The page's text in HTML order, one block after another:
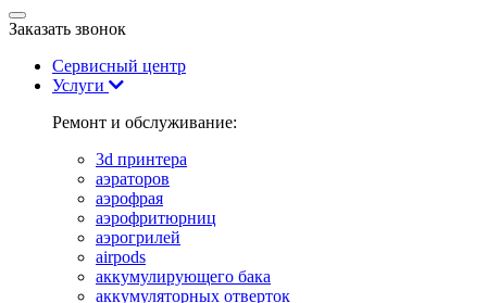
Заказать звонок
Сервисный центр
Услуги
Ремонт и обслуживание:
3d принтера
аэраторов
аэрофрая
аэрофритюрниц
аэрогрилей
airpods
аккумулирующего бака
аккумуляторных отверток